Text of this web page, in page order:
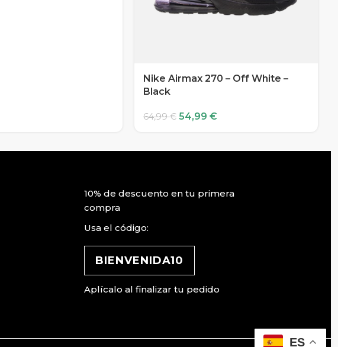
Nike Airmax 270 – Off White –
Black
64,99€ 54,99 €
10% de descuento en tu primera
compra
Usa el código:
BIENVENIDA10
Aplícalo al finalizar tu pedido
ES